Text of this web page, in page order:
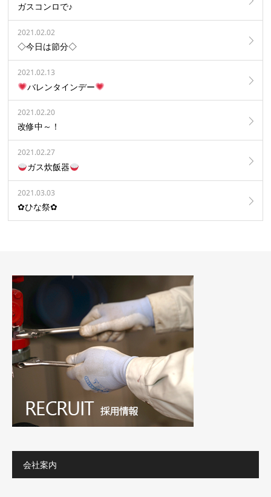
ガスコンロで♪
2021.02.02
◇今日は節分◇
2021.02.13
バレンタインデー
2021.02.20
改修中～！
2021.02.27
ガス炊飯器
2021.03.03
✿ひな祭✿
会社案内